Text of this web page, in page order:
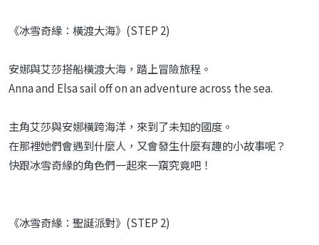
《冰雪奇緣：橫渡大海》(STEP 2)
安娜與艾莎搭船橫渡大海，踏上冒險旅程。
Anna and Elsa sail off on an adventure across the sea.
主角艾莎與安娜橫跨海洋，來到了未知的國度。
在那裡她們會遇到什麼人，又會發生什麼有趣的小故事呢？
快跟冰雪奇緣的角色們一起來一窺究竟吧！
《冰雪奇緣：聖誕派對》(STEP 2)